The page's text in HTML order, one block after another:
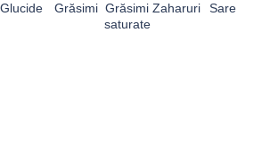
Glucide Grăsimi Grăsimi
saturate
Zaharuri Sare